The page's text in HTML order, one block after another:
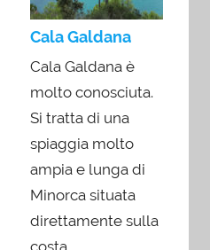
Cala Galdana
Cala Galdana è
molto conosciuta.
Si tratta di una
spiaggia molto
ampia e lunga di
Minorca situata
direttamente sulla